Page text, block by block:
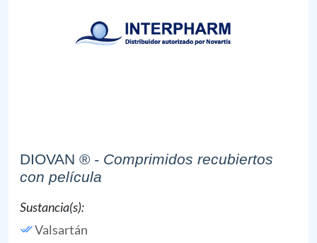
DIOVAN ® - Comprimidos recubiertos
con película
Sustancia(s):
Valsartán